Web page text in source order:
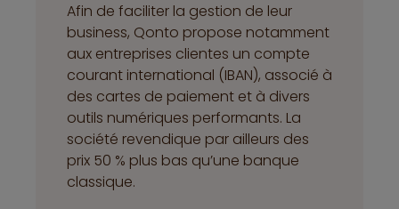
Afin de faciliter la gestion de leur
business, Qonto propose notamment
aux entreprises clientes un compte
courant international (IBAN), associé à
des cartes de paiement et à divers
outils numériques performants. La
société revendique par ailleurs des
prix 50 % plus bas qu’une banque
classique.